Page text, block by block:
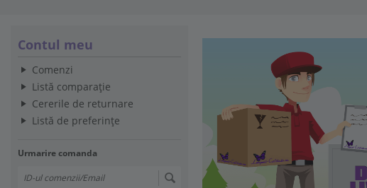
Contul meu
Comenzi
Listă comparație
Cererile de returnare
Listă de preferințe
Urmarire comanda